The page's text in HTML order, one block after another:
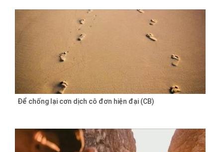
Để chống lại cơn dịch cô đơn hiện đại (CB)